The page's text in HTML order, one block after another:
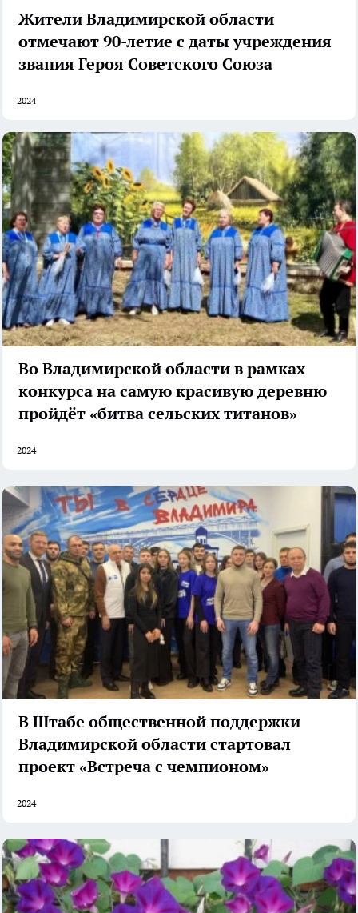
Жители Владимирской области
отмечают 90-летие с даты учреждения
звания Героя Советского Союза
2024
Во Владимирской области в рамках
конкурса на самую красивую деревню
пройдёт «битва сельских титанов»
2024
В Штабе общественной поддержки
Владимирской области стартовал
проект «Встреча с чемпионом»
2024